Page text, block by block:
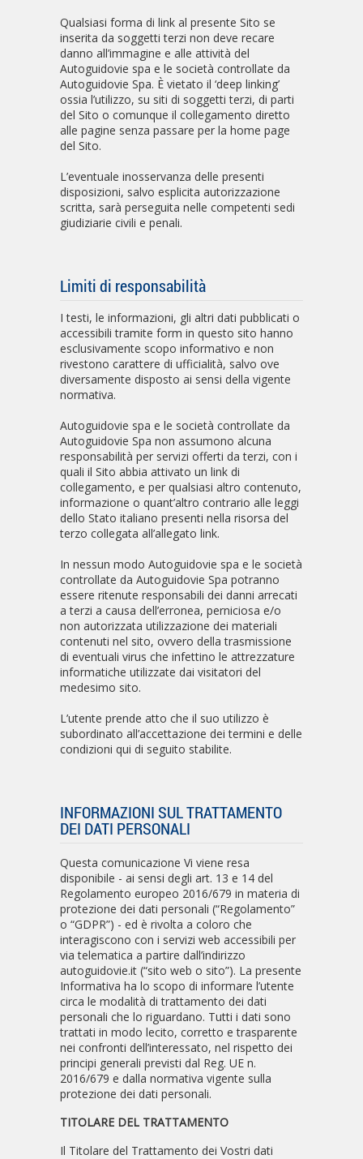
Qualsiasi forma di link al presente Sito se
inserita da soggetti terzi non deve recare
danno all’immagine e alle attività del
Autoguidovie spa e le società controllate da
Autoguidovie Spa. È vietato il ‘deep linking’
ossia l’utilizzo, su siti di soggetti terzi, di parti
del Sito o comunque il collegamento diretto
alle pagine senza passare per la home page
del Sito.
L’eventuale inosservanza delle presenti
disposizioni, salvo esplicita autorizzazione
scritta, sarà perseguita nelle competenti sedi
giudiziarie civili e penali.
Limiti di responsabilità
I testi, le informazioni, gli altri dati pubblicati o
accessibili tramite form in questo sito hanno
esclusivamente scopo informativo e non
rivestono carattere di ufficialità, salvo ove
diversamente disposto ai sensi della vigente
normativa.
Autoguidovie spa e le società controllate da
Autoguidovie Spa non assumono alcuna
responsabilità per servizi offerti da terzi, con i
quali il Sito abbia attivato un link di
collegamento, e per qualsiasi altro contenuto,
informazione o quant’altro contrario alle leggi
dello Stato italiano presenti nella risorsa del
terzo collegata all’allegato link.
In nessun modo Autoguidovie spa e le società
controllate da Autoguidovie Spa potranno
essere ritenute responsabili dei danni arrecati
a terzi a causa dell’erronea, perniciosa e/o
non autorizzata utilizzazione dei materiali
contenuti nel sito, ovvero della trasmissione
di eventuali virus che infettino le attrezzature
informatiche utilizzate dai visitatori del
medesimo sito.
L’utente prende atto che il suo utilizzo è
subordinato all’accettazione dei termini e delle
condizioni qui di seguito stabilite.
INFORMAZIONI SUL TRATTAMENTO
DEI DATI PERSONALI
Questa comunicazione Vi viene resa
disponibile - ai sensi degli art. 13 e 14 del
Regolamento europeo 2016/679 in materia di
protezione dei dati personali (“Regolamento”
o “GDPR”) - ed è rivolta a coloro che
interagiscono con i servizi web accessibili per
via telematica a partire dall’indirizzo
autoguidovie.it (“sito web o sito”). La presente
Informativa ha lo scopo di informare l’utente
circa le modalità di trattamento dei dati
personali che lo riguardano. Tutti i dati sono
trattati in modo lecito, corretto e trasparente
nei confronti dell’interessato, nel rispetto dei
principi generali previsti dal Reg. UE n.
2016/679 e dalla normativa vigente sulla
protezione dei dati personali.
TITOLARE DEL TRATTAMENTO
Il Titolare del Trattamento dei Vostri dati